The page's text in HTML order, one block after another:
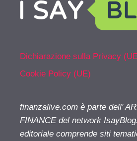
Dichiarazione sulla Privacy
Cookie Policy (UE)
finanzalive.com è parte dell'
FINANCE del network
editoriale comprende siti